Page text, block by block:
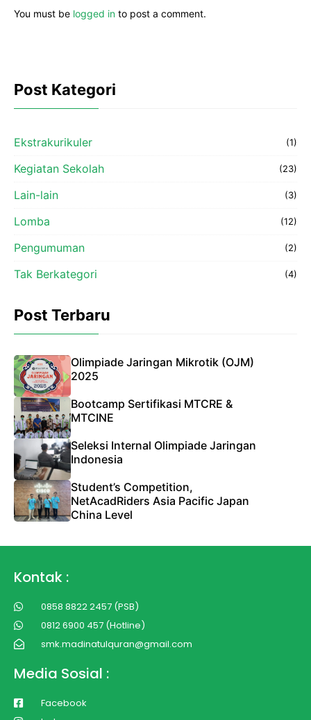
You must be logged in to post a comment.
Post Kategori
Ekstrakurikuler (1)
Kegiatan Sekolah (23)
Lain-lain (3)
Lomba (12)
Pengumuman (2)
Tak Berkategori (4)
Post Terbaru
Olimpiade Jaringan Mikrotik (OJM)
2025
Bootcamp Sertifikasi MTCRE &
MTCINE
Seleksi Internal Olimpiade Jaringan
Indonesia
Student’s Competition,
NetAcadRiders Asia Pacific Japan
China Level
Kontak :
0858 8822 2457 (PSB)
0812 6900 457 (Hotline)
smk.madinatulquran@gmail.com
Media Sosial :
Facebook